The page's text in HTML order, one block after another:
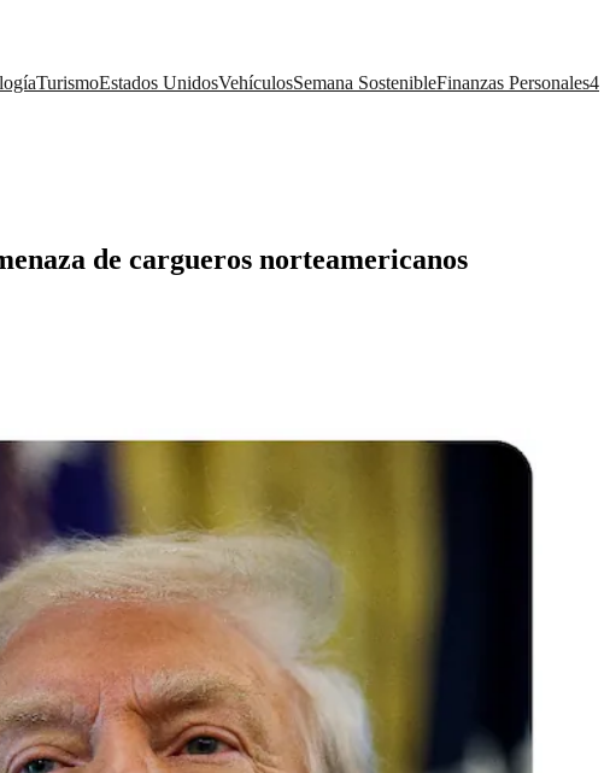
TurismoEstados UnidosVehículosSemana SostenibleFinanzas Personales4
de cargueros norteamericanos